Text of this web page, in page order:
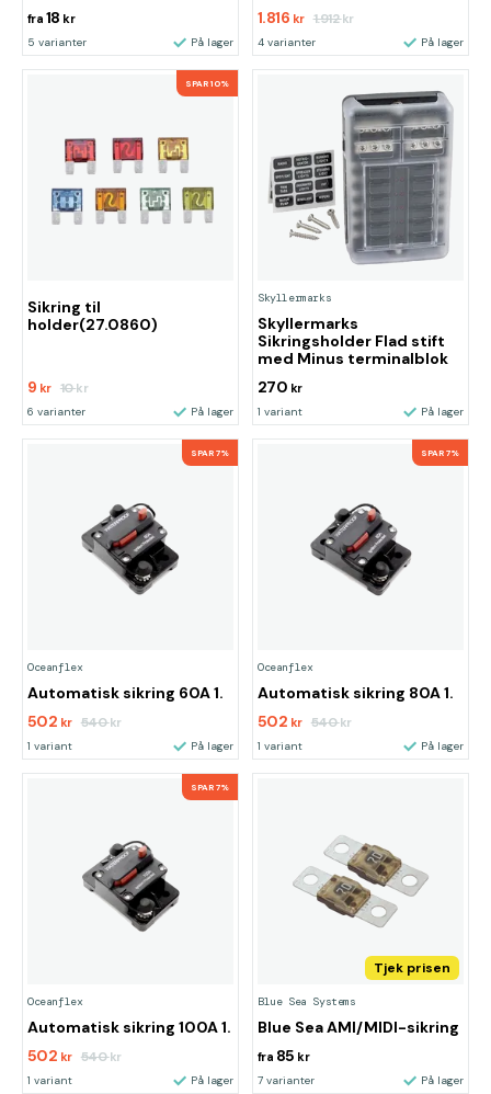
fra 18 kr
5 varianter På lager
1.816 kr 1.912kr
4 varianter På lager
SPAR 10%
Sikring til
holder(27.0860)
9 kr 10kr
6 varianter På lager
Skyllermarks
Skyllermarks
Sikringsholder Flad stift
med Minus terminalblok
270 kr
1 variant På lager
SPAR 7%
Oceanflex
Automatisk sikring 60A 1.
502 kr 540kr
1 variant På lager
SPAR 7%
Oceanflex
Automatisk sikring 80A 1.
502 kr 540kr
1 variant På lager
SPAR 7%
Oceanflex
Automatisk sikring 100A 1.
502 kr 540kr
1 variant På lager
Tjek prisen
Blue Sea Systems
Blue Sea AMI/MIDI-sikring
fra 85 kr
7 varianter På lager